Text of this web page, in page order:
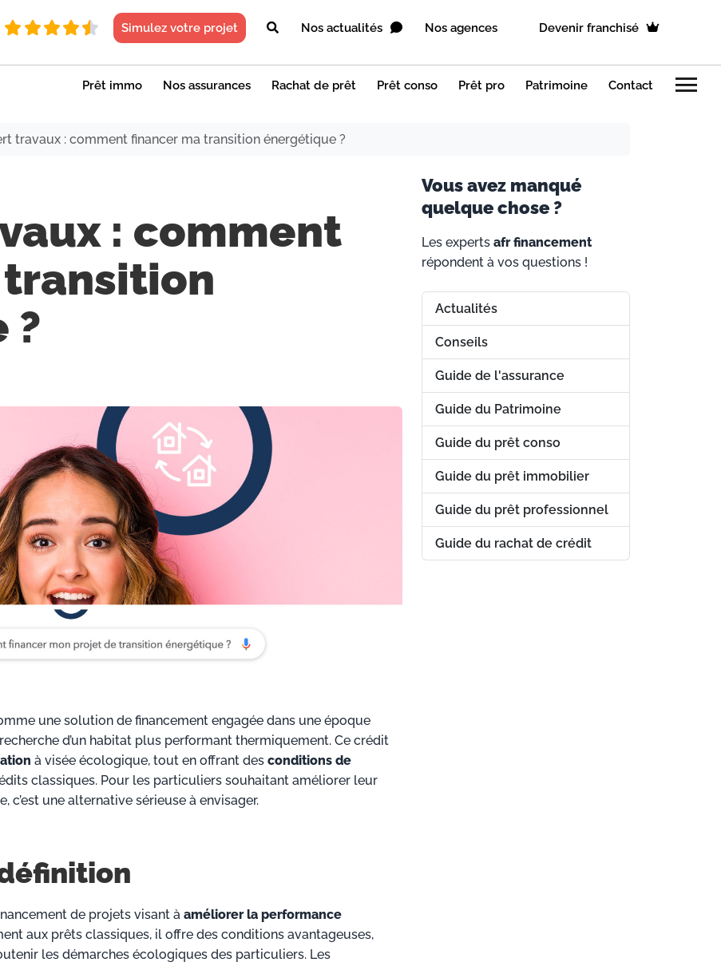
Simulez votre projet Nos actualités Nos agences Devenir franchisé
Prêt immo Nos assurances Rachat de prêt Prêt conso Prêt pro Patrimoine Contact menu
travaux : comment financer ma transition énergétique ?
: comment
?
une solution de financement engagée dans une époque
d’un habitat plus performant thermiquement. Ce crédit
à visée écologique, tout en offrant des conditions de
classiques. Pour les particuliers souhaitant améliorer leur
une alternative sérieuse à envisager.
de projets visant à améliorer la performance
aux prêts classiques, il offre des conditions avantageuses,
les démarches écologiques des particuliers. Les
Vous avez manqué
quelque chose ?
Les experts afr financement
répondent à vos questions !
Actualités
Conseils
Guide de l'assurance
Guide du Patrimoine
Guide du prêt conso
Guide du prêt immobilier
Guide du prêt professionnel
Guide du rachat de crédit